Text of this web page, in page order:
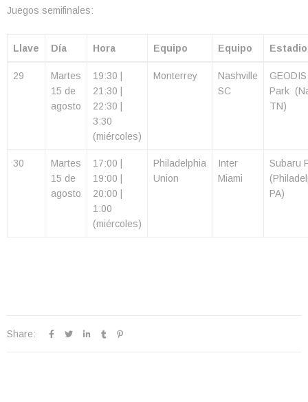
Juegos semifinales:
Llave Día Hora Equipo Equipo Estadio
29
Martes
15 de
agosto
19:30 |
21:30 |
22:30 |
3:30
(miércoles)
Monterrey
Nashville
SC
GEODIS
Park
TN)
30
Martes
15 de
agosto
17:00 |
19:00 |
20:00 |
1:00
(miércoles)
Philadelphia
Union
Inter
Miami
Subaru
PA)
Share: